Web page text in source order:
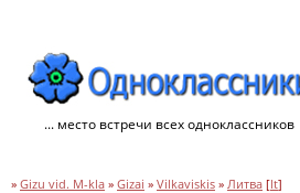
... место встречи всех одноклассников
» Gizu vid. M-kla » Gizai » Vilkaviskis » Литва [lt]